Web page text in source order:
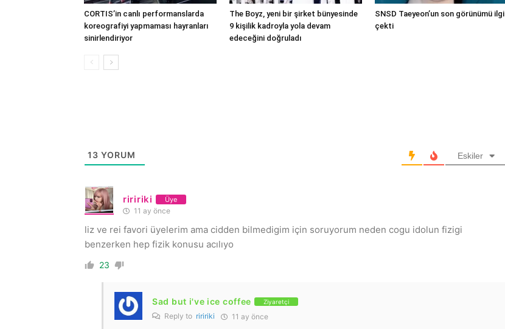
CORTIS’in canlı performanslarda
koreografiyi yapmaması hayranları
sinirlendiriyor
The Boyz, yeni bir şirket bünyesinde
9 kişilik kadroyla yola devam
edeceğini doğruladı
SNSD Taeyeon’un son görünümü ilgi
çekti
13 YORUM Eskiler
riririki Üye
11 ay önce
liz ve rei favori üyelerim ama cidden bilmedigim için soruyorum neden cogu idolun fizigi
benzerken hep fizik konusu acılıyo
23
Sad but i've ice coffee Ziyaretçi
Reply to riririki 11 ay önce